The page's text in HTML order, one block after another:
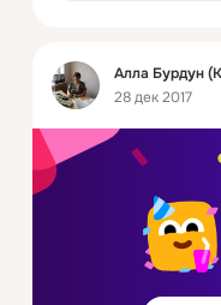
Фид
Алла Бурдун
28 дек 2017